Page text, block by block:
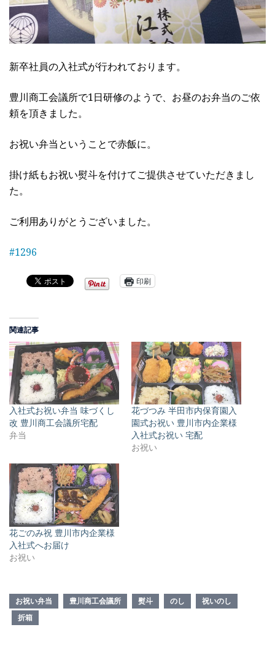
新卒社員の入社式が行われております。
豊川商工会議所で1日研修のようで、お昼のお弁当のご依
頼を頂きました。
お祝い弁当ということで赤飯に。
掛け紙もお祝い熨斗を付けてご提供させていただきまし
た。
ご利用ありがとうございました。
#1296
印刷
関連記事
入社式お祝い弁当 味づくし
改 豊川商工会議所宅配
弁当
花づつみ 半田市内保育園入
園式お祝い 豊川市内企業様
入社式お祝い 宅配
お祝い
花ごのみ祝 豊川市内企業様
入社式へお届け
お祝い
お祝い弁当 豊川商工会議所 熨斗 のし
祝いのし
折箱